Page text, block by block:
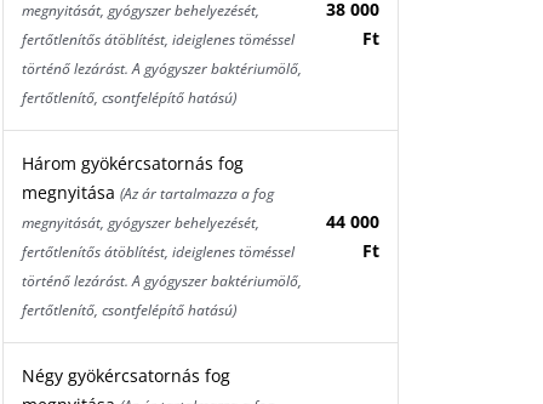
megnyitását, gyógyszer behelyezését,
fertőtlenítős átöblítést, ideiglenes töméssel
történő lezárást. A gyógyszer baktériumölő,
fertőtlenítő, csontfelépítő hatású)
38 000
Ft
Három gyökércsatornás fog
megnyitása(Az ár tartalmazza a fog
megnyitását, gyógyszer behelyezését,
fertőtlenítős átöblítést, ideiglenes töméssel
történő lezárást. A gyógyszer baktériumölő,
fertőtlenítő, csontfelépítő hatású)
44 000
Ft
Négy gyökércsatornás fog